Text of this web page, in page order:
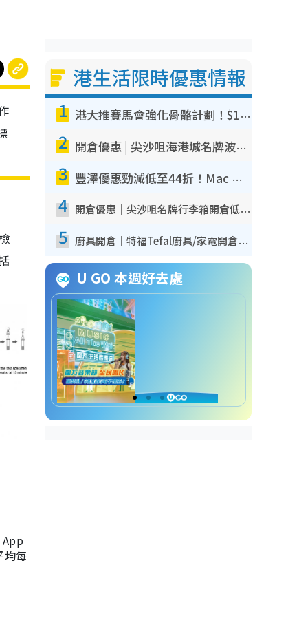
均每
港生活限時優惠情報
1 港大推賽馬會強化骨骼計劃！$100骨質密度X光檢查 完成免費運動訓練送超市禮券！附參加資格
2 開倉優惠 | 尖沙咀海港城名牌波鞋開倉低至1折！On鞋$899起／Joy&Peace鞋履$98起
3 豐澤優惠勁減低至44折！Mac mini/iPhone17Pro大減價！廚房家電$220起
4 開倉優惠｜尖沙咀名牌行李箱開倉低至4折！一連5日 American Tourister/ace./Hallmark $200起！
5 廚具開倉｜特福Tefal廚具/家電開倉低至3折！$220起買平底鍋/炒鑊/湯煲！電飯煲/吸塵機/燙斗$418起
U GO 本週好去處